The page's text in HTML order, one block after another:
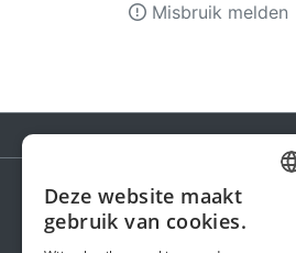
Misbruik melden
Steunactie
Deze website maakt
gebruik van cookies.